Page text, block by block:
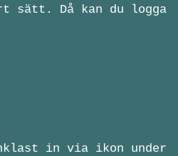
sätt. Då kan du logga
in via ikon under